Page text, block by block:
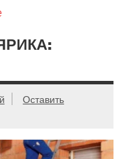
Оставить